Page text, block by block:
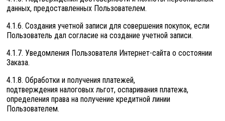
данных, предоставленных Пользователем.
4.1.6. Создания учетной записи для совершения покупок, если
Пользователь дал согласие на создание учетной записи.
4.1.7. Уведомления Пользователя Интернет-сайта о состоянии
Заказа.
4.1.8. Обработки и получения платежей,
подтверждения налоговых льгот, оспаривания платежа,
определения права на получение кредитной линии
Пользователем.